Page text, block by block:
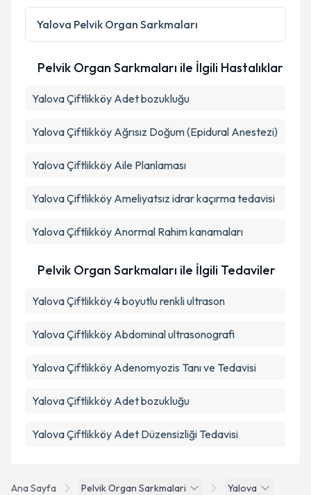
Kişisel verilerimin işlenmesine ilişkin
Metni'ni okudum ve kişisel verilerimin belirtilen
Ana Sayfa Pelvik Organ Sarkmalari
Yalova
Yalova Pelvik Organ Sarkmaları
Pelvik Organ Sarkmaları ile İlgili Hastalıklar
Yalova Çiftlikköy Adet bozukluğu
Yalova Çiftlikköy Ağrısız Doğum (Epidural Anestezi)
Yalova Çiftlikköy Aile Planlaması
Yalova Çiftlikköy Ameliyatsız idrar kaçırma tedavisi
Yalova Çiftlikköy Anormal Rahim kanamaları
Pelvik Organ Sarkmaları ile İlgili Tedaviler
Yalova Çiftlikköy 4 boyutlu renkli ultrason
Yalova Çiftlikköy Abdominal ultrasonografi
Yalova Çiftlikköy Adenomyozis Tanı ve Tedavisi
Yalova Çiftlikköy Adet bozukluğu
Yalova Çiftlikköy Adet Düzensizliği Tedavisi